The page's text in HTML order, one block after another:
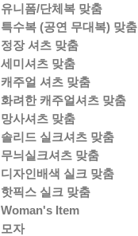
유니폼/단체복 맞춤
특수복 (공연 무대복) 맞춤
정장 셔츠 맞춤
세미셔츠 맞춤
캐주얼 셔츠 맞춤
화려한 캐주얼셔츠 맞춤
망사셔츠 맞춤
솔리드 실크셔츠 맞춤
무늬실크셔츠 맞춤
디자인배색 실크 맞춤
핫픽스 실크 맞춤
Woman's Item
모자